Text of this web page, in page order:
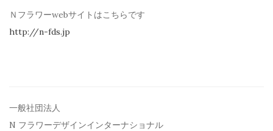
Ｎフラワーwebサイトはこちらです
http://n-fds.jp
一般社団法人
N フラワーデザインインターナショナル